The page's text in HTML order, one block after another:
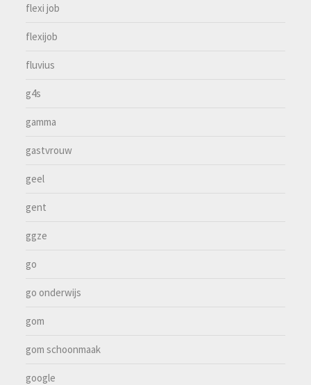
flexi job
flexijob
fluvius
g4s
gamma
gastvrouw
geel
gent
ggze
go
go onderwijs
gom
gom schoonmaak
google